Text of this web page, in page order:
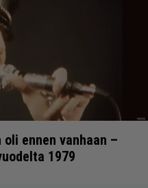
ennen vanhaan –
1979